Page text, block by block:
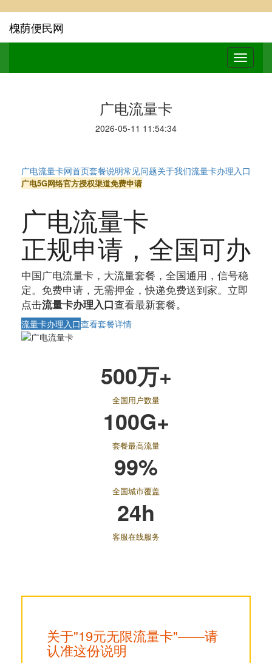
槐荫便民网
广电流量卡
2026-05-11 11:54:34
广电流量卡网首页套餐说明常见问题关于我们流量卡办理入口
广电5G网络官方授权渠道免费申请
广电流量卡
正规申请 ，全国可办
中国广电流量卡，大流量套餐，全国通用，信号稳
定。免费申请，无需押金，快递免费送到家。立即
点击流量卡办理入口查看最新套餐。
流量卡办理入口查看套餐详情
500万+
全国用户数量
100G+
套餐最高流量
99%
全国城市覆盖
24h
客服在线服务
关于"19元无限流量卡"——请
认准这份说明